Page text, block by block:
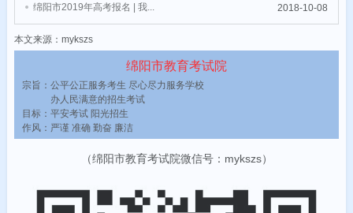
绵阳市2019年高考报名 | 我...
2018-10-08
本文来源：mykszs
绵阳市教育考试院
宗旨：公平公正服务考生 尽心尽力服务学校
办人民满意的招生考试
目标：平安考试 阳光招生
作风：严谨 准确 勤奋 廉洁
（绵阳市教育考试院微信号：mykszs）